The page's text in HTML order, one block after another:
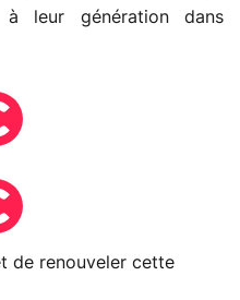
leur génération dans
de renouveler cette